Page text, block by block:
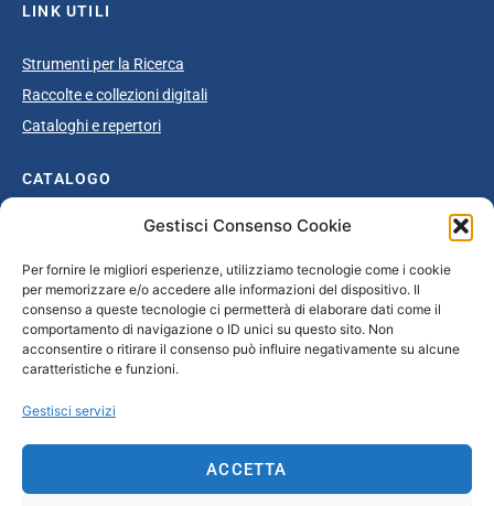
Gestisci Consenso Cookie
Per fornire le migliori esperienze, utilizziamo tecnologie come i cookie
per memorizzare e/o accedere alle informazioni del dispositivo. Il
consenso a queste tecnologie ci permetterà di elaborare dati come il
comportamento di navigazione o ID unici su questo sito. Non
acconsentire o ritirare il consenso può influire negativamente su alcune
caratteristiche e funzioni.
Gestisci servizi
ACCETTA
LINK UTILI
Strumenti per la Ricerca
Raccolte e collezioni digitali
Cataloghi e repertori
CATALOGO
Catalogo completo
Ottocento
Età giolittiana
Grande Guerra e dopoguerra
Fascismo
Secondo dopoguerra / Età repubblicana